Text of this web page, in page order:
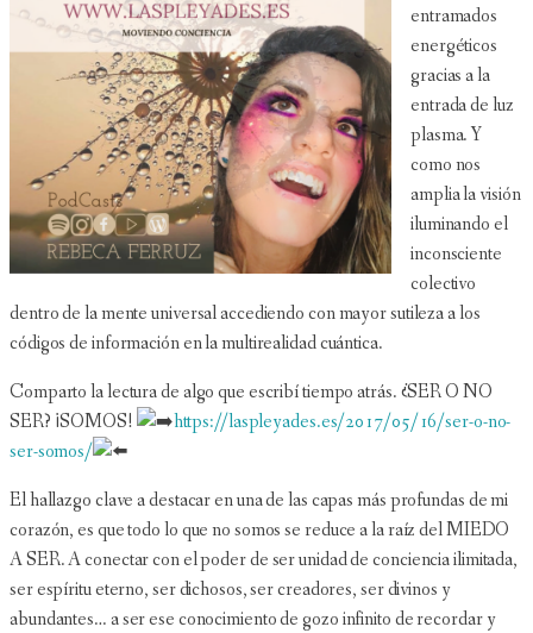
entramados
energéticos
gracias a la
entrada de luz
plasma. Y
como nos
amplia la visión
iluminando el
inconsciente
colectivo
dentro de la mente universal accediendo con mayor sutileza a los
códigos de información en la multirealidad cuántica.
Comparto la lectura de algo que escribí tiempo atrás. ¿SER O NO
SER? ¡SOMOS!
https://laspleyades.es/2017/05/16/ser-o-no-
ser-somos/
El hallazgo clave a destacar en una de las capas más profundas de mi
corazón, es que todo lo que no somos se reduce a la raíz del MIEDO
A SER. A conectar con el poder de ser unidad de conciencia ilimitada,
ser espíritu eterno, ser dichosos, ser creadores, ser divinos y
abundantes… a ser ese conocimiento de gozo infinito de recordar y